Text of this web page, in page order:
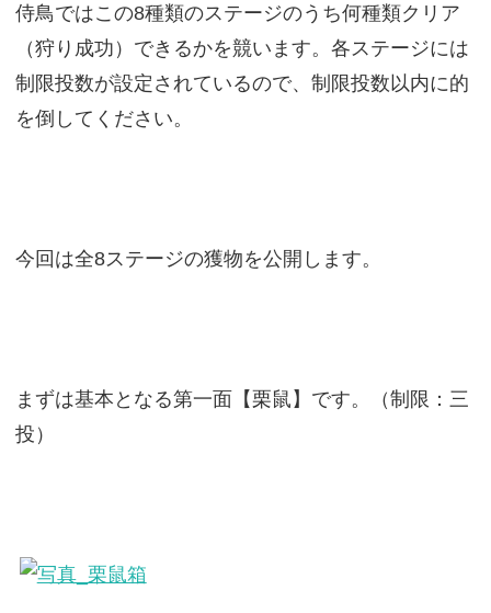
侍鳥ではこの8種類のステージのうち何種類クリア
（狩り成功）できるかを競います。各ステージには
制限投数が設定されているので、制限投数以内に的
を倒してください。
今回は全8ステージの獲物を公開します。
まずは基本となる第一面【栗鼠】です。（制限：三
投）